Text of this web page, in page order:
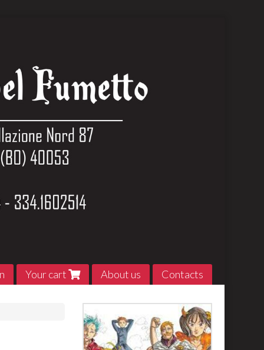
Your cart About us Contacts